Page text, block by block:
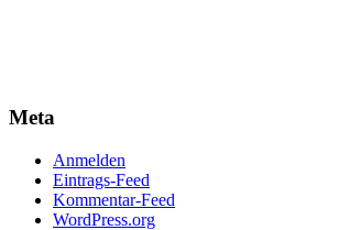
Meta
Anmelden
Eintrags-Feed
Kommentar-Feed
WordPress.org